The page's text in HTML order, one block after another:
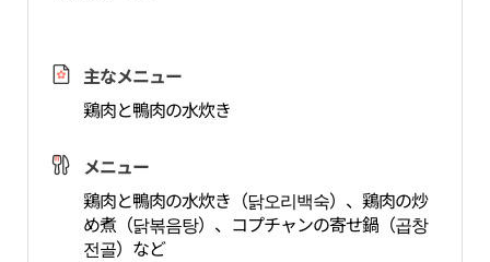
主なメニュー
鶏肉と鴨肉の水炊き
メニュー
鶏肉と鴨肉の水炊き（닭오리백숙）、鶏肉の炒
め煮（닭볶음탕）、コプチャンの寄せ鍋（곱창
전골）など